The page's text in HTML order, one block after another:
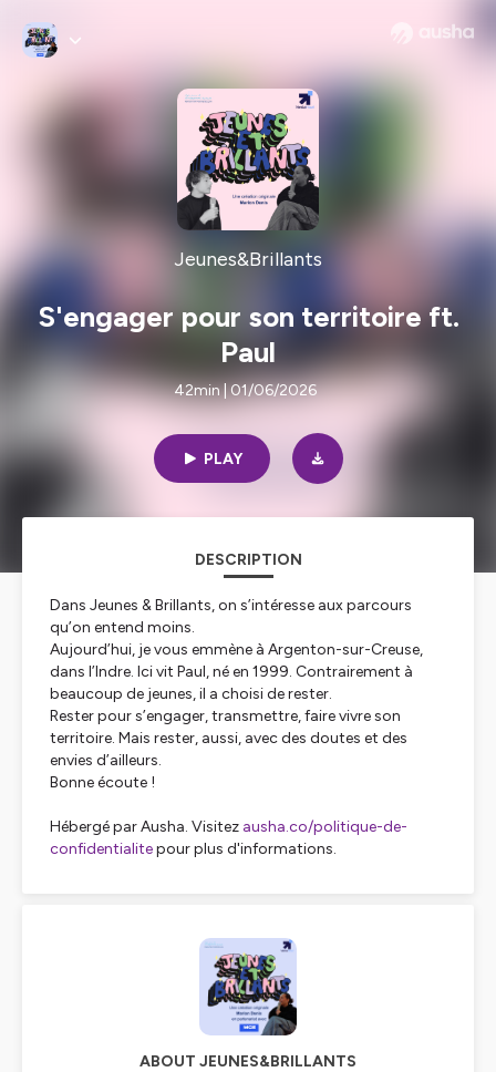
Jeunes&Brillants
S'engager pour son territoire ft.
Paul
42min | 01/06/2026
PLAY
DESCRIPTION
Dans Jeunes & Brillants, on s’intéresse aux parcours
qu’on entend moins.
Aujourd’hui, je vous emmène à Argenton-sur-Creuse,
dans l’Indre. Ici vit Paul, né en 1999. Contrairement à
beaucoup de jeunes, il a choisi de rester.
Rester pour s’engager, transmettre, faire vivre son
territoire. Mais rester, aussi, avec des doutes et des
envies d’ailleurs.
Bonne écoute !
Hébergé par Ausha. Visitez ausha.co/politique-de-
confidentialitepour plus d'informations.
ABOUT JEUNES&BRILLANTS